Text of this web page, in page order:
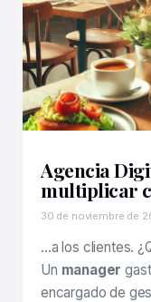
Agencia
multiplicar
30 de noviembre de
…a los clientes.
Un manager
encargado de